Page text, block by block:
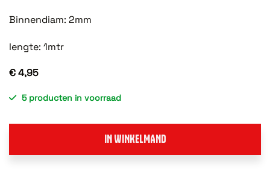
Binnendiam: 2mm
lengte: 1mtr
€ 4,95
5 producten in voorraad
IN WINKELMAND